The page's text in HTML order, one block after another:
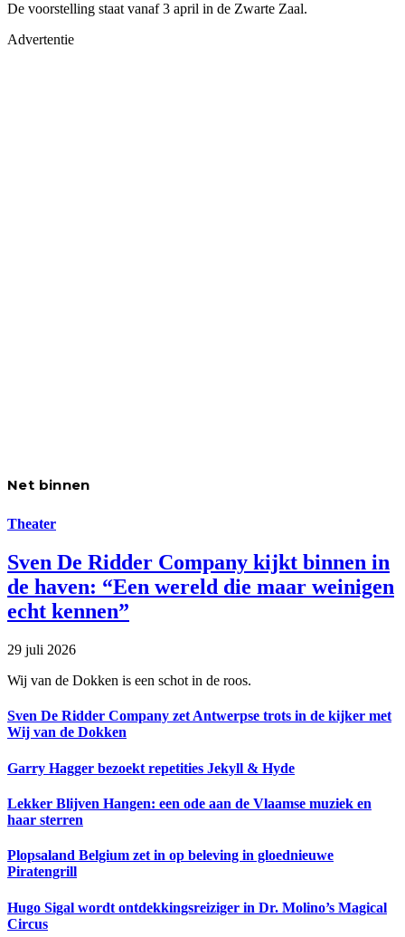
De voorstelling staat vanaf 3 april in de Zwarte Zaal.
Advertentie
Net binnen
Theater
Sven De Ridder Company kijkt binnen in
de haven: “Een wereld die maar weinigen
echt kennen”
29 juli 2026
Wij van de Dokken is een schot in de roos.
Sven De Ridder Company zet Antwerpse trots in de kijker met
Wij van de Dokken
Garry Hagger bezoekt repetities Jekyll & Hyde
Lekker Blijven Hangen: een ode aan de Vlaamse muziek en
haar sterren
Plopsaland Belgium zet in op beleving in gloednieuwe
Piratengrill
Hugo Sigal wordt ontdekkingsreiziger in Dr. Molino’s Magical
Circus